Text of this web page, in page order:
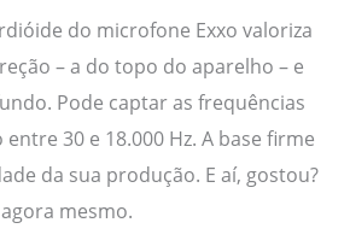
do microfone Exxo valoriza
– a do topo do aparelho – e
Pode captar as frequências
30 e 18.000 Hz. A base firme
da sua produção. E aí, gostou?
mesmo.